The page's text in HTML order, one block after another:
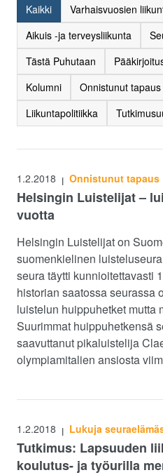
Kaikki Varhaisvuosien
Aikuis -ja terveysliikunta
Tästä Puhutaan
Kolumni
Onnistunut tapaus
Liikuntapolitiikka
1.2.2018 | Onnistunut tapaus
Helsingin Luistelijat –
vuotta
Helsingin Luistelijat on
suomenkielinen
seura täytti kunnioitettavasti
historian saatossa seurassa
luistelun huippuhetket mutta
Suurimmat huippuhetkensä
saavuttanut pikaluistelija
olympiamitalien ansiosta
1.2.2018 | Lukuja
Tutkimus: Lapsuuden
koulutus- ja työurilla